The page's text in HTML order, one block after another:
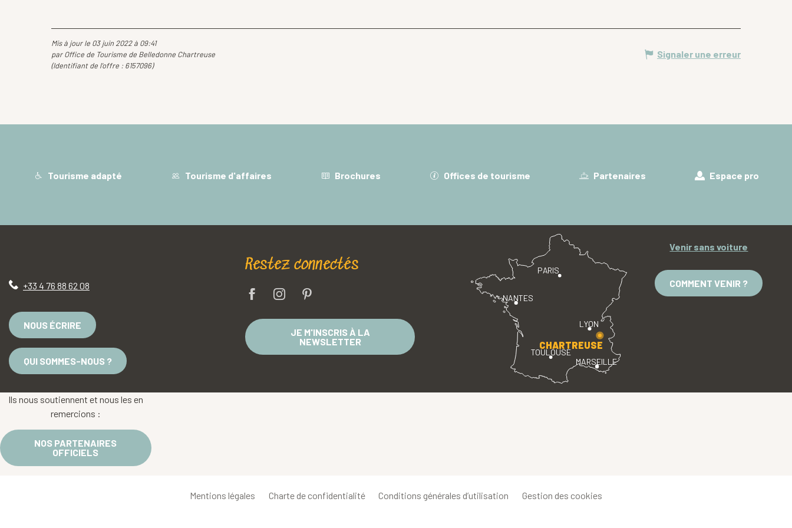
Mis à jour le 03 juin 2022 à 09:41
par Office de Tourisme de Belledonne Chartreuse
(Identifiant de l'offre : 6157096)
Signaler une erreur
Tourisme adapté Tourisme d'affaires Brochures Offices de tourisme Partenaires Espace pro
+33 4 76 88 62 08
NOUS ÉCRIRE
QUI SOMMES-NOUS ?
Restez connectés
JE M'INSCRIS À LA
NEWSLETTER
PARIS
LYON
TOULOUSE
MARSEILLE
NANTES
CHARTREUSE
Venir sans voiture
COMMENT VENIR ?
Ils nous soutiennent et nous les en
remercions :
NOS PARTENAIRES
OFFICIELS
Mentions légales Charte de confidentialité Conditions générales d’utilisation Gestion des cookies